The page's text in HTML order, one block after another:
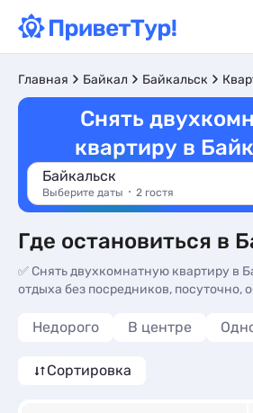
Главная Байкал Байкальск
Снять
квартиру в
Байкальск
Выберите даты 2 гостя
Где остановиться в
✅️ Снять двухкомнатную квартиру в
отдыха без посредников, посуточно,
Недорого В центре
Сортировка